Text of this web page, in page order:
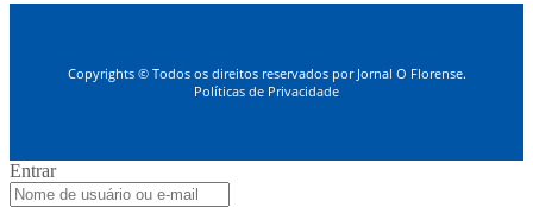
Copyrights © Todos os direitos reservados por Jornal O Florense.
Políticas de Privacidade
Entrar